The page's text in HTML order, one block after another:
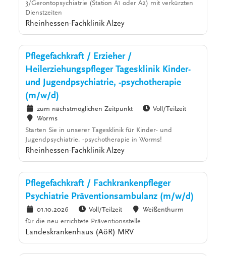
3/Gerontopsychiatrie (Station A1 oder A2) mit verkürzten
Dienstzeiten
Rheinhessen-Fachklinik Alzey
Pflegefachkraft / Erzieher /
Heilerziehungspfleger Tagesklinik Kinder-
und Jugendpsychiatrie, -psychotherapie
(m/w/d)
zum nächstmöglichen Zeitpunkt
Voll/Teilzeit
Worms
Starten Sie in unserer Tagesklinik für Kinder- und
Jugendpsychiatrie, -psychotherapie in Worms!
Rheinhessen-Fachklinik Alzey
Pflegefachkraft / Fachkrankenpfleger
Psychiatrie Präventionsambulanz (m/w/d)
01.10.2026 Voll/Teilzeit
Weißenthurm
für die neu errichtete Präventionsstelle
Landeskrankenhaus (AöR) MRV